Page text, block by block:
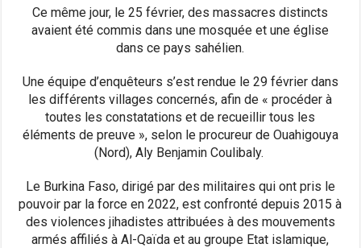
Ce même jour, le 25 février, des massacres distincts
avaient été commis dans une mosquée et une église
dans ce pays sahélien.
Une équipe d’enquêteurs s’est rendue le 29 février dans
les différents villages concernés, afin de « procéder à
toutes les constatations et de recueillir tous les
éléments de preuve », selon le procureur de Ouahigouya
(Nord), Aly Benjamin Coulibaly.
Le Burkina Faso, dirigé par des militaires qui ont pris le
pouvoir par la force en 2022, est confronté depuis 2015 à
des violences jihadistes attribuées à des mouvements
armés affiliés à Al-Qaïda et au groupe Etat islamique,